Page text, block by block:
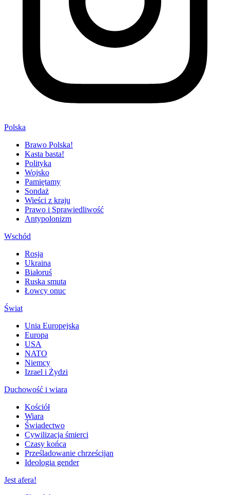
Polska
Brawo Polska!
Kasta basta!
Polityka
Wojsko
Pamiętamy
Sondaż
Wieści z kraju
Prawo i Sprawiedliwość
Antypolonizm
Wschód
Rosja
Ukraina
Białoruś
Ruska smuta
Łowcy onuc
Świat
Unia Europejska
Europa
USA
NATO
Niemcy
Izrael i Żydzi
Duchowość i wiara
Kościół
Wiara
Świadectwo
Cywilizacja śmierci
Czasy końca
Prześladowanie chrześcijan
Ideologia gender
Jest afera!